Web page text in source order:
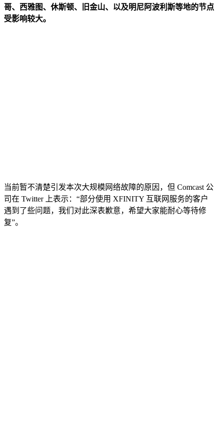
哥、西雅图、休斯顿、旧金山、以及明尼阿波利斯等地的节点
受影响较大。
当前暂不清楚引发本次大规模网络故障的原因，但 Comcast 公
司在 Twitter 上表示：“部分使用 XFINITY 互联网服务的客户
遇到了些问题，我们对此深表歉意，希望大家能耐心等待修
复”。